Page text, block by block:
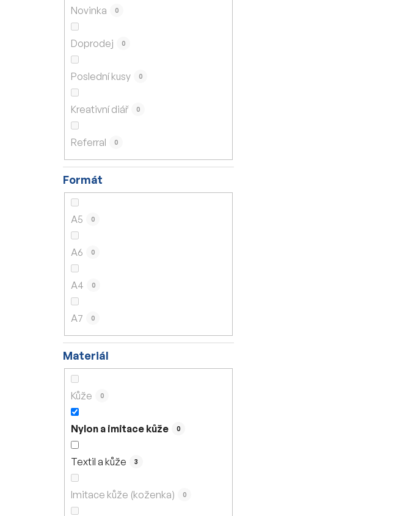
Novinka 0
Doprodej 0
Poslední kusy 0
Kreativní diář 0
Referral 0
Formát
A5 0
A6 0
A4 0
A7 0
Materiál
Kůže 0
Nylon a imitace kůže 0
Textil a kůže 3
Imitace kůže (koženka) 0